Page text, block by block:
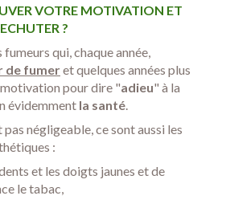
VOTRE MOTIVATION ET
?
qui, chaque année,
de fumeret quelques années plus
motivation pour dire "adieu" à la
évidemment la santé.
pas négligeable, ce sont aussi les
:
et les doigts jaunes et de
le tabac,